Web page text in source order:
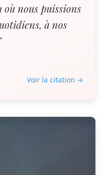
où nous puissions
à nos
Voir la citation →